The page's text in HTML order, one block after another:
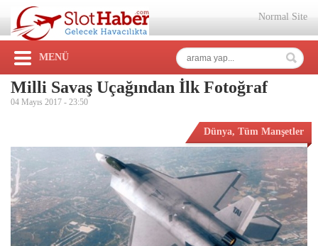
Normal Site
MENÜ
Milli Savaş Uçağından İlk Fotoğraf
04 Mayıs 2017 - 23:50
Dünya, Tüm Manşetler